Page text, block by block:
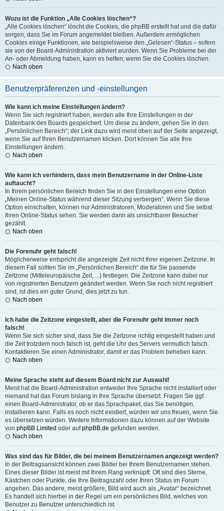
Wozu ist die Funktion „Alle Cookies löschen“?
„Alle Cookies löschen“ löscht die Cookies, die phpBB erstellt hat und die dafür
sorgen, dass Sie im Forum angemeldet bleiben. Außerdem ermöglichen
Cookies einige Funktionen, wie beispielsweise den „Gelesen“-Status – sofern
sie von der Board-Administration aktiviert wurden. Wenn Sie Probleme bei der
An- oder Abmeldung haben, kann es helfen, wenn Sie die Cookies löschen.
Nach oben
Benutzerpräferenzen und -einstellungen
Wie kann ich meine Einstellungen ändern?
Wenn Sie sich registriert haben, werden alle Ihre Einstellungen in der
Datenbank des Boards gespeichert. Um diese zu ändern, gehen Sie in den
„Persönlichen Bereich“; der Link dazu wird meist oben auf der Seite angezeigt,
wenn Sie auf Ihren Benutzernamen klicken. Dort können Sie alle Ihre
Einstellungen ändern.
Nach oben
Wie kann ich verhindern, dass mein Benutzername in der Online-Liste
auftaucht?
In Ihrem persönlichen Bereich finden Sie in den Einstellungen eine Option
„Meinen Online-Status während dieser Sitzung verbergen“. Wenn Sie diese
Option einschalten, können nur Administratoren, Moderatoren und Sie selbst
Ihren Online-Status sehen. Sie werden dann als unsichtbarer Besucher
gezählt.
Nach oben
Die Forenuhr geht falsch!
Möglicherweise entspricht die angezeigte Zeit nicht Ihrer eigenen Zeitzone. In
diesem Fall sollten Sie im „Persönlichen Bereich“ die für Sie passende
Zeitzone (Mitteleuropäische Zeit, ...) festlegen. Die Zeitzone kann dabei nur
von registrierten Benutzern geändert werden. Wenn Sie noch nicht registriert
sind, ist dies ein guter Grund, dies jetzt zu tun.
Nach oben
Ich habe die Zeitzone eingestellt, aber die Forenuhr geht immer noch
falsch!
Wenn Sie sich sicher sind, dass Sie die Zeitzone richtig eingestellt haben und
die Zeit trotzdem noch falsch ist, geht die Uhr des Servers vermutlich falsch.
Kontaktieren Sie einen Administrator, damit er das Problem beheben kann.
Nach oben
Meine Sprache steht auf diesem Board nicht zur Auswahl!
Meist hat die Board-Administration entweder Ihre Sprache nicht installiert oder
niemand hat das Forum bislang in Ihre Sprache übersetzt. Fragen Sie ggf.
einen Board-Administrator, ob er das Sprachpaket, das Sie benötigen,
installieren kann. Falls es noch nicht existiert, würden wir uns freuen, wenn Sie
es übersetzen würden. Weitere Informationen dazu können auf der Website
von phpBB Limited oder aufphpBB.de gefunden werden.
Nach oben
Was sind das für Bilder, die bei meinem Benutzernamen angezeigt werden?
In der Beitragsansicht können zwei Bilder bei Ihrem Benutzernamen stehen.
Eines dieser Bilder ist meist mit Ihrem Rang verknüpft: Oft sind dies Sterne,
Kästchen oder Punkte, die Ihre Beitragszahl oder Ihren Status im Forum
angeben. Das andere, meist größere, Bild wird auch als „Avatar“ bezeichnet.
Es handelt sich hierbei in der Regel um ein persönliches Bild, welches von
Benutzer zu Benutzer unterschiedlich ist.